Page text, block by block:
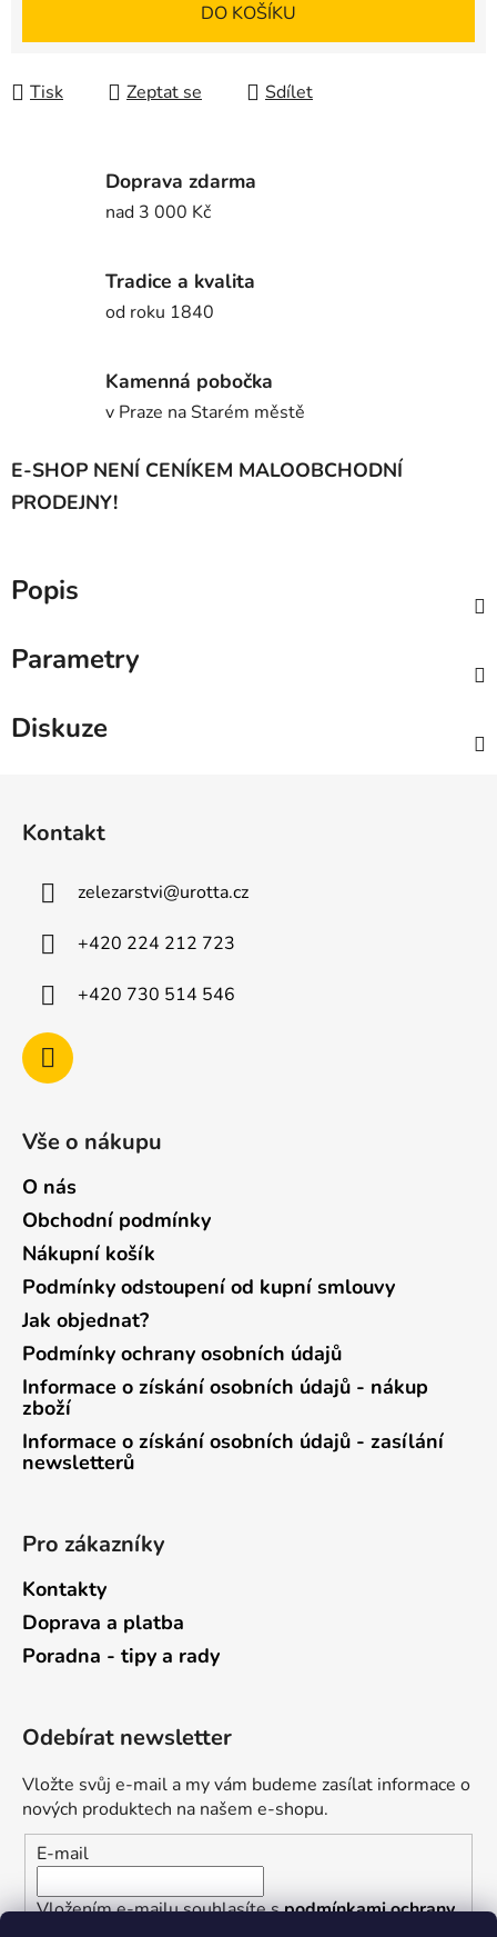
DO KOŠÍKU
Tisk Zeptat se Sdílet
Doprava zdarma
nad 3 000 Kč
Tradice a kvalita
od roku 1840
Kamenná pobočka
v Praze na Starém městě
E-SHOP NENÍ CENÍKEM MALOOBCHODNÍ
PRODEJNY!
Popis
Parametry
Diskuze
Kontakt
zelezarstvi@urotta.cz
+420 224 212 723
+420 730 514 546
Vše o nákupu
O nás
Obchodní podmínky
Nákupní košík
Podmínky odstoupení od kupní smlouvy
Jak objednat?
Podmínky ochrany osobních údajů
Informace o získání osobních údajů - nákup
zboží
Informace o získání osobních údajů - zasílání
newsletterů
Pro zákazníky
Kontakty
Doprava a platba
Poradna - tipy a rady
Odebírat newsletter
Vložte svůj e-mail a my vám budeme zasílat informace o
nových produktech na našem e-shopu.
E-mail
Vložením e-mailu souhlasíte spodmínkami ochrany